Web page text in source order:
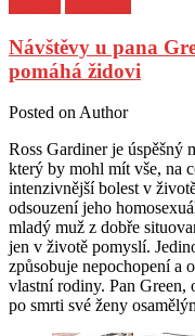
Návštěvy u pana
pomáhá židovi
Posted onAuthor
Ross Gardiner je úspěšný
který by mohl mít vše, na
intenzivnější bolest v
odsouzení jeho
mladý muž z dobře
jen v životě pomyslí.
způsobuje nepochopení a
vlastní rodiny. Pan Green,
po smrti své ženy